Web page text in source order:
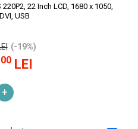
22 Inch LCD, 1680 x 1050,
USB
(-19%)
00LEI
+